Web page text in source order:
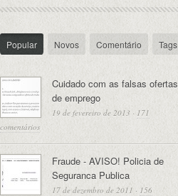
Popular Novos Comentário Tags
Cuidado com as falsas ofertas
de emprego
19 de fevereiro de 2013 · 171
comentários
Fraude - AVISO! Policia de
Seguranca Publica
17 de dezembro de 2011 · 156